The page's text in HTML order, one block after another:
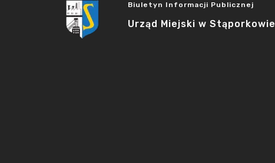
Biuletyn Informacji Publicznej
Urząd Miejski w Stąporkowie